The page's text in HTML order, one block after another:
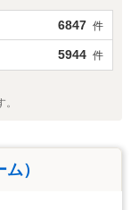
6847 件
5944 件
）